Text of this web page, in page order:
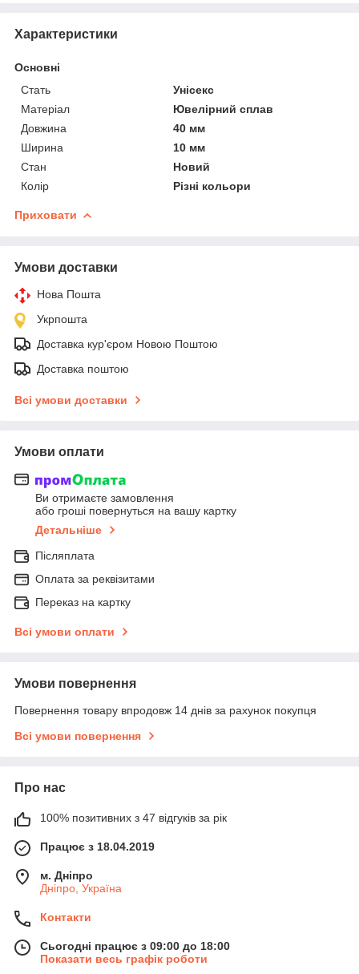
Характеристики
Основні
Стать
Унісекс
Матеріал
Ювелірний сплав
Довжина
40 мм
Ширина
10 мм
Стан
Новий
Колір
Різні кольори
Приховати
Умови доставки
Нова Пошта
Укрпошта
Доставка кур'єром Новою Поштою
Доставка поштою
Всі умови доставки
Умови оплати
Ви отримаєте замовлення
або гроші повернуться на вашу картку
Детальніше
Післяплата
Оплата за реквізитами
Переказ на картку
Всі умови оплати
Умови повернення
Повернення товару впродовж 14 днів за рахунок покупця
Всі умови повернення
Про нас
100% позитивних з 47 відгуків за рік
Працює з 18.04.2019
м. Дніпро
Дніпро, Україна
Контакти
Сьогодні працює з 09:00 до 18:00
Показати весь графік роботи